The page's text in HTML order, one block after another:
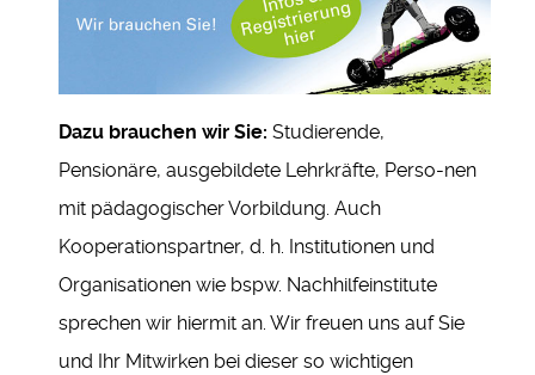
Dazu brauchen wir Sie: Studierende,
Pensionäre, ausgebildete Lehrkräfte, Perso-nen
mit pädagogischer Vorbildung. Auch
Kooperationspartner, d. h. Institutionen und
Organisationen wie bspw. Nachhilfeinstitute
sprechen wir hiermit an. Wir freuen uns auf Sie
und Ihr Mitwirken bei dieser so wichtigen